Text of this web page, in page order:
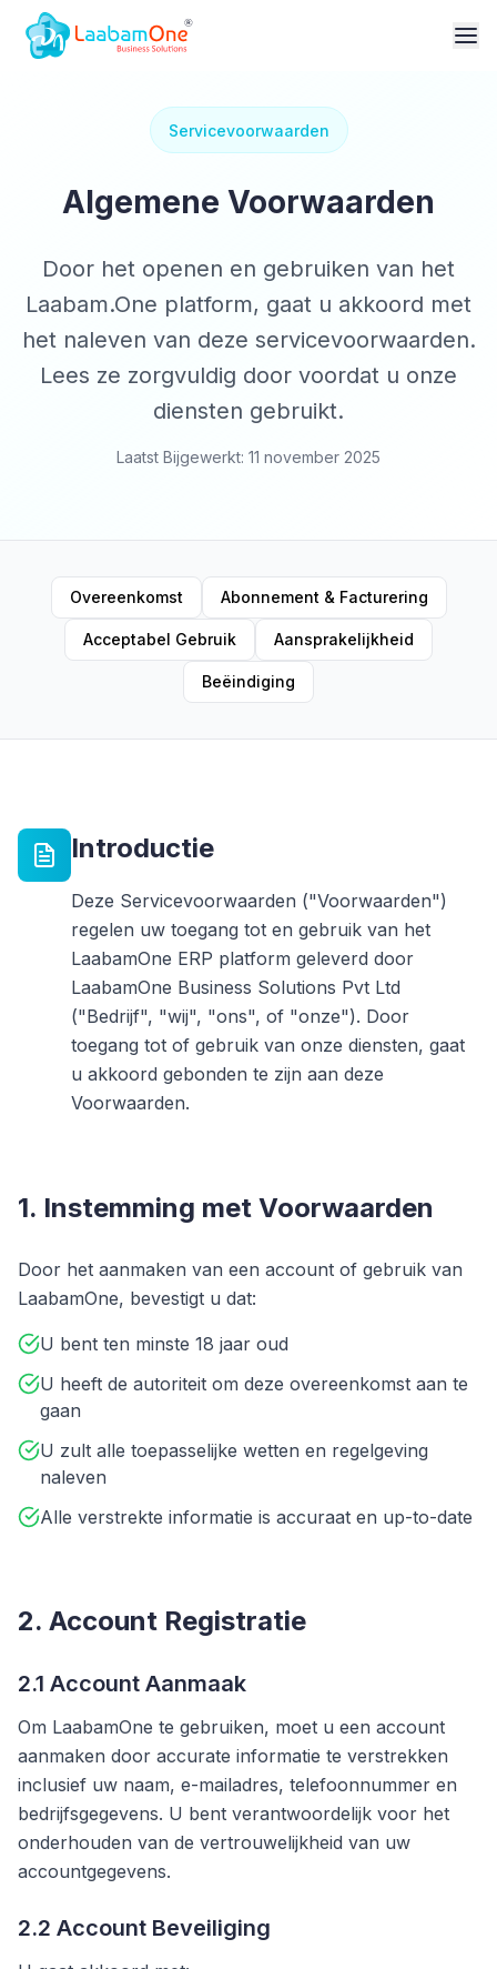
Servicevoorwaarden
Algemene Voorwaarden
Door het openen en gebruiken van het
Laabam.One platform, gaat u akkoord met
het naleven van deze servicevoorwaarden.
Lees ze zorgvuldig door voordat u onze
diensten gebruikt.
Laatst Bijgewerkt: 11 november 2025
Overeenkomst Abonnement & Facturering
Acceptabel Gebruik Aansprakelijkheid
Beëindiging
Introductie
Deze Servicevoorwaarden ("Voorwaarden")
regelen uw toegang tot en gebruik van het
LaabamOne ERP platform geleverd door
LaabamOne Business Solutions Pvt Ltd
("Bedrijf", "wij", "ons", of "onze"). Door
toegang tot of gebruik van onze diensten, gaat
u akkoord gebonden te zijn aan deze
Voorwaarden.
1. Instemming met Voorwaarden
Door het aanmaken van een account of gebruik van
LaabamOne, bevestigt u dat:
U bent ten minste 18 jaar oud
U heeft de autoriteit om deze overeenkomst aan te
gaan
U zult alle toepasselijke wetten en regelgeving
naleven
Alle verstrekte informatie is accuraat en up-to-date
2. Account Registratie
2.1 Account Aanmaak
Om LaabamOne te gebruiken, moet u een account
aanmaken door accurate informatie te verstrekken
inclusief uw naam, e-mailadres, telefoonnummer en
bedrijfsgegevens. U bent verantwoordelijk voor het
onderhouden van de vertrouwelijkheid van uw
accountgegevens.
2.2 Account Beveiliging